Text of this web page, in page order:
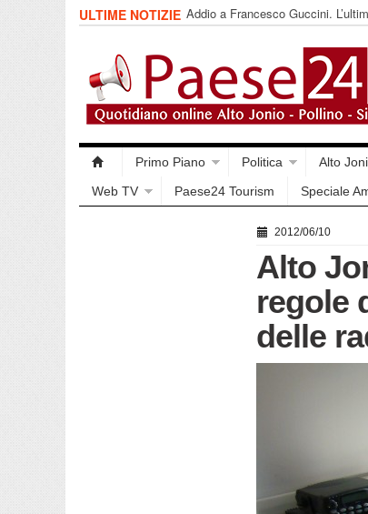
ULTIME NOTIZIE Addio a Francesco Guccini.
impegnata
Primo Piano Politica Alto
Web TV
Paese24 Tourism Speciale
2012/06/10
Alto
regole
delle